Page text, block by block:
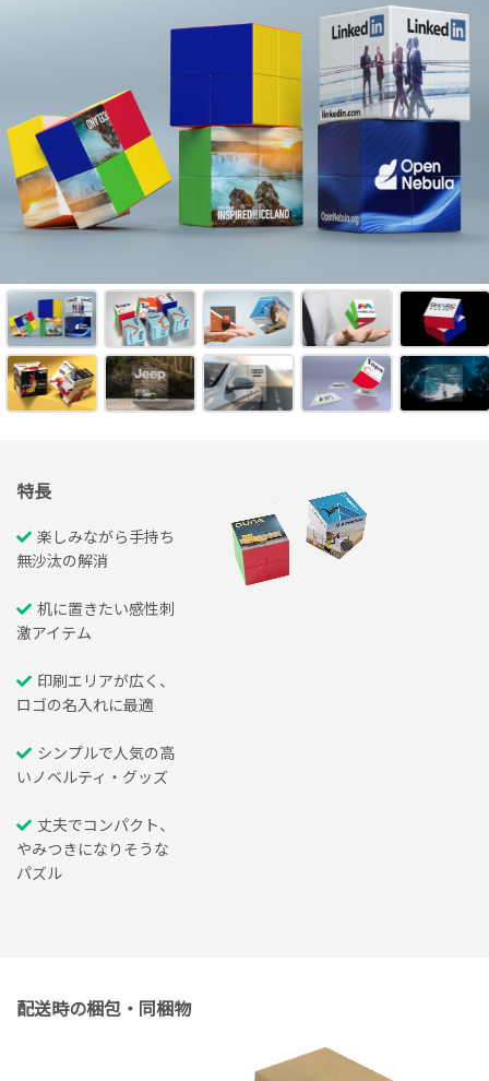
特長
楽しみながら手持ち
無沙汰の解消
机に置きたい感性刺
激アイテム
印刷エリアが広く、
ロゴの名入れに最適
シンプルで人気の高
いノベルティ・グッズ
丈夫でコンパクト、
やみつきになりそうな
パズル
配送時の梱包・同梱物